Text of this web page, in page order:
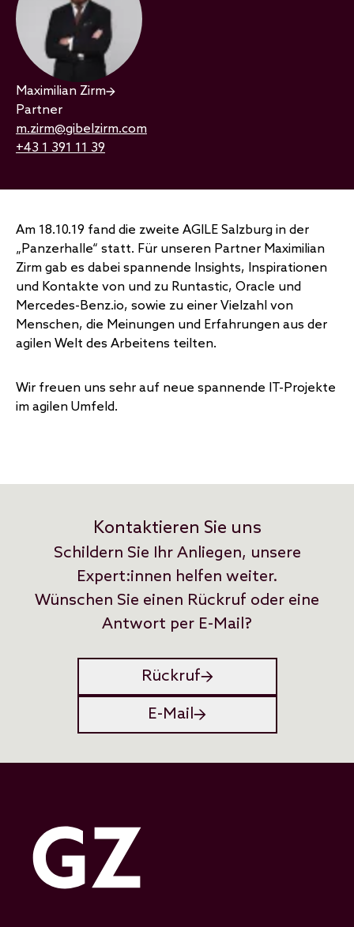
Maximilian Zirm
Partner
m.zirm@gibelzirm.com
+43 1 391 11 39
Am 18.10.19 fand die zweite AGILE Salzburg in der
„Panzerhalle“ statt. Für unseren Partner Maximilian
Zirm gab es dabei spannende Insights, Inspirationen
und Kontakte von und zu Runtastic, Oracle und
Mercedes-Benz.io, sowie zu einer Vielzahl von
Menschen, die Meinungen und Erfahrungen aus der
agilen Welt des Arbeitens teilten.
Wir freuen uns sehr auf neue spannende IT-Projekte
im agilen Umfeld.
Kontaktieren Sie uns
Schildern Sie Ihr Anliegen, unsere
Expert:innen helfen weiter.
Wünschen Sie einen Rückruf oder eine
Antwort per E-Mail?
Rückruf
E-Mail